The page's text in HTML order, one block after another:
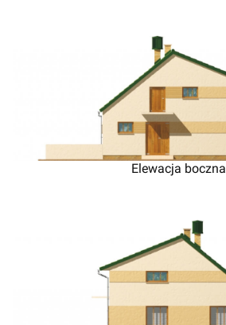
Elewacja boczna